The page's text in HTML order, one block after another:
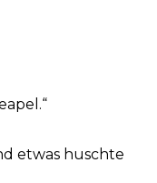
etwas huschte